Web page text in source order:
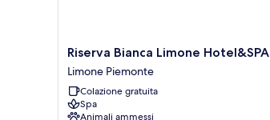
Riserva
Bianca
Limone
Hotel&SPA
Limone
Riserva Bianca Limone Hotel&SPA
Limone Piemonte
Colazione gratuita
Spa
Animali ammessi